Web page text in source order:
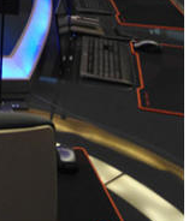
试运行